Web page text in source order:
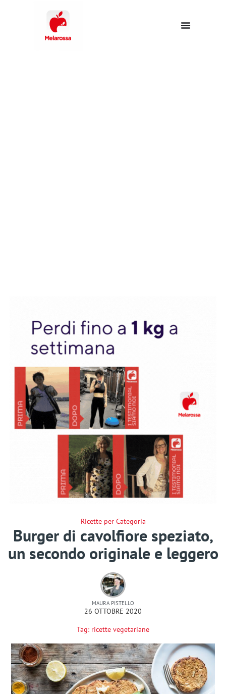
Ricette per Categoria
Burger di cavolfiore speziato,
un secondo originale e leggero
MAURA PISTELLO
26 OTTOBRE 2020
Tag: ricette vegetariane